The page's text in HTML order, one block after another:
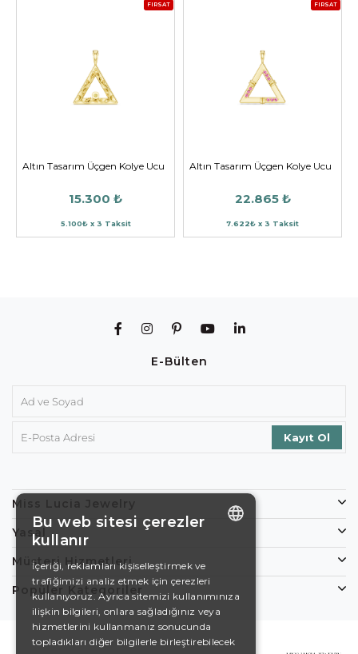
FIRSAT
Altın Tasarım Üçgen Kolye Ucu
15.300 ₺
5.100₺ x 3 Taksit
FIRSAT
Altın Tasarım Üçgen Kolye Ucu
22.865 ₺
7.622₺ x 3 Taksit
E-Bülten
Miss Lucia Jewelry
Yasal
Müşteri Hizmetleri
Popüler Kategoriler
DE
EN
Bu web sitesi çerezler
kullanır
İçeriği, reklamları kişiselleştirmek ve
trafiğimizi analiz etmek için çerezleri
kullanıyoruz. Ayrıca sitemizi kullanımınıza
ilişkin bilgileri, onlara sağladığınız veya
hizmetlerini kullanmanız sonucunda
topladıkları diğer bilgilerle birleştirebilecek